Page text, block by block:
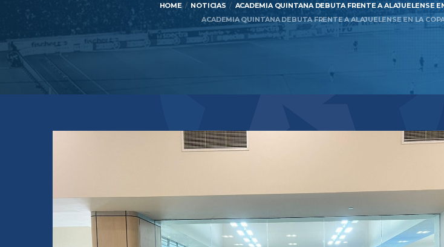
HOME NOTICIAS
ACADEMIA QUINTANA DEBUTA FRENTE A ALAJUELENSE
ACADEMIA QUINTANA DEBUTA FRENTE A ALAJUELENSE EN LA